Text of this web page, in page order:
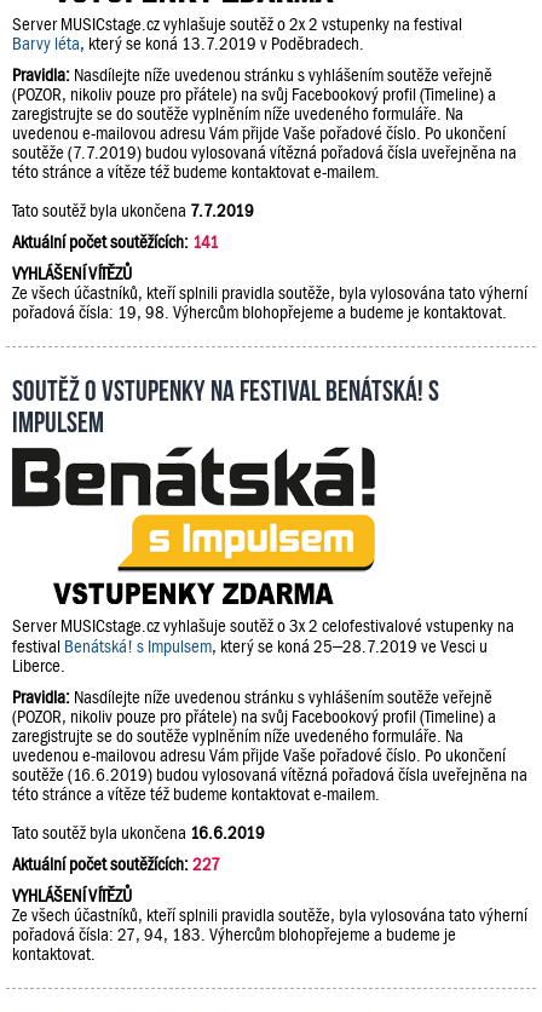
Server MUSICstage.cz vyhlašuje soutěž o 2x 2 vstupenky na festival
Barvy léta, který se koná 13.7.2019 v Poděbradech.
Pravidla: Nasdílejte níže uvedenou stránku s vyhlášením soutěže veřejně
(POZOR, nikoliv pouze pro přátele) na svůj Facebookový profil (Timeline) a
zaregistrujte se do soutěže vyplněním níže uvedeného formuláře. Na
uvedenou e-mailovou adresu Vám přijde Vaše pořadové číslo. Po ukončení
soutěže (7.7.2019) budou vylosovaná vítězná pořadová čísla uveřejněna na
této stránce a vítěze též budeme kontaktovat e-mailem.
Tato soutěž byla ukončena 7.7.2019
Aktuální počet soutěžících: 141
VYHLÁŠENÍ VÍTĚZŮ
Ze všech účastníků, kteří splnili pravidla soutěže, byla vylosována tato výherní
pořadová čísla: 19, 98. Výhercům blohopřejeme a budeme je kontaktovat.
Soutěž o vstupenky na festival Benátská! s
Impulsem
Server MUSICstage.cz vyhlašuje soutěž o 3x 2 celofestivalové vstupenky na
festival Benátská! s Impulsem, který se koná 25–28.7.2019 ve Vesci u
Liberce.
Pravidla: Nasdílejte níže uvedenou stránku s vyhlášením soutěže veřejně
(POZOR, nikoliv pouze pro přátele) na svůj Facebookový profil (Timeline) a
zaregistrujte se do soutěže vyplněním níže uvedeného formuláře. Na
uvedenou e-mailovou adresu Vám přijde Vaše pořadové číslo. Po ukončení
soutěže (16.6.2019) budou vylosovaná vítězná pořadová čísla uveřejněna na
této stránce a vítěze též budeme kontaktovat e-mailem.
Tato soutěž byla ukončena 16.6.2019
Aktuální počet soutěžících:227
VYHLÁŠENÍ VÍTĚZŮ
Ze všech účastníků, kteří splnili pravidla soutěže, byla vylosována tato výherní
pořadová čísla: 27, 94, 183. Výhercům blohopřejeme a budeme je
kontaktovat.